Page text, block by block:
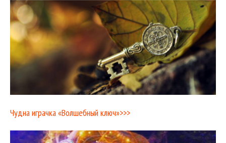
Чудна играчка «Волшебный ключ»>>>